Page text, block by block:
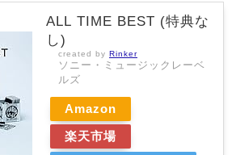
ALL TIME BEST (特典な
し)
created by Rinker
ソニー・ミュージックレーベ
ルズ
Amazon
楽天市場